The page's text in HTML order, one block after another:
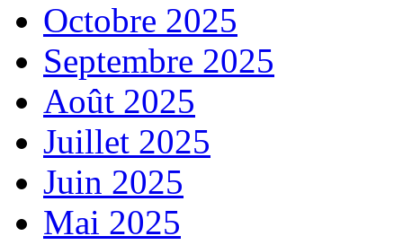
Octobre 2025
Septembre 2025
Août 2025
Juillet 2025
Juin 2025
Mai 2025